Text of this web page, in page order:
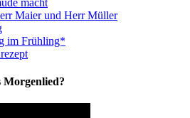
Maier und Herr Müller
im Frühling*
Morgenlied?